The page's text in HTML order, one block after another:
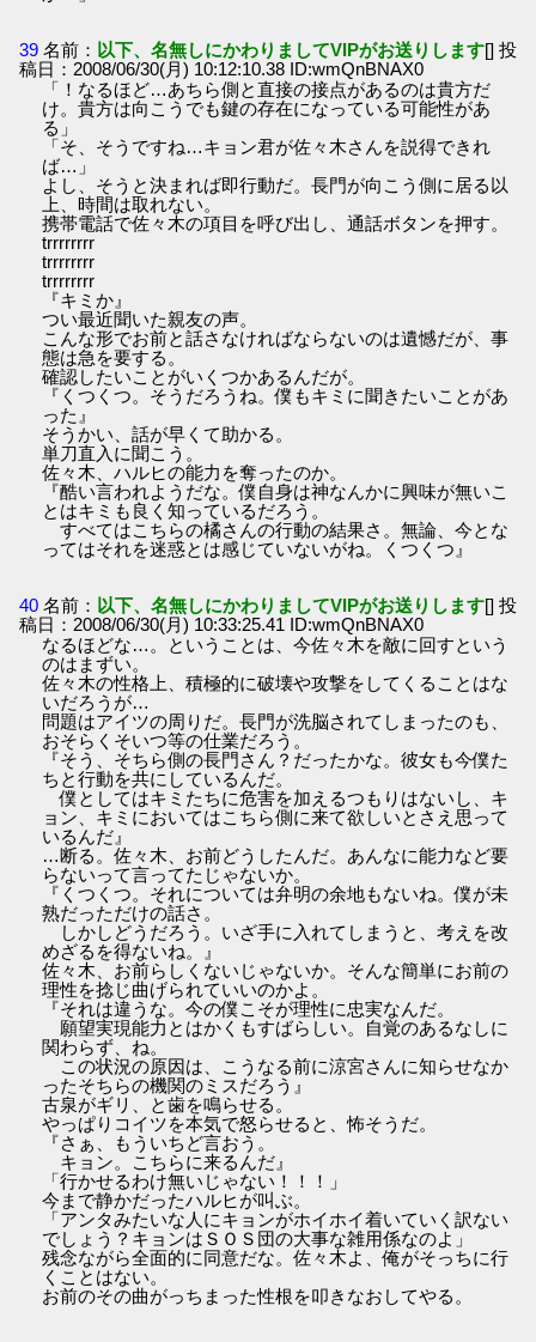
39 名前： 以下、名無しにかわりましてVIPがお送りします[] 投
稿日：2008/06/30(月) 10:12:10.38 ID:wmQnBNAX0
「！なるほど…あちら側と直接の接点があるのは貴方だ
け。貴方は向こうでも鍵の存在になっている可能性があ
る」
「そ、そうですね…キョン君が佐々木さんを説得できれ
ば…」
よし、そうと決まれば即行動だ。長門が向こう側に居る以
上、時間は取れない。
携帯電話で佐々木の項目を呼び出し、通話ボタンを押す。
trrrrrrrr
trrrrrrrr
trrrrrrrr
『キミか』
つい最近聞いた親友の声。
こんな形でお前と話さなければならないのは遺憾だが、事
態は急を要する。
確認したいことがいくつかあるんだが。
『くつくつ。そうだろうね。僕もキミに聞きたいことがあ
った』
そうかい、話が早くて助かる。
単刀直入に聞こう。
佐々木、ハルヒの能力を奪ったのか。
『酷い言われようだな。僕自身は神なんかに興味が無いこ
とはキミも良く知っているだろう。
すべてはこちらの橘さんの行動の結果さ。無論、今とな
ってはそれを迷惑とは感じていないがね。くつくつ』
40 名前： 以下、名無しにかわりましてVIPがお送りします[] 投
稿日：2008/06/30(月) 10:33:25.41 ID:wmQnBNAX0
なるほどな…。ということは、今佐々木を敵に回すという
のはまずい。
佐々木の性格上、積極的に破壊や攻撃をしてくることはな
いだろうが…
問題はアイツの周りだ。長門が洗脳されてしまったのも、
おそらくそいつ等の仕業だろう。
『そう、そちら側の長門さん？だったかな。彼女も今僕た
ちと行動を共にしているんだ。
僕としてはキミたちに危害を加えるつもりはないし、キ
ョン、キミにおいてはこちら側に来て欲しいとさえ思って
いるんだ』
…断る。佐々木、お前どうしたんだ。あんなに能力など要
らないって言ってたじゃないか。
『くつくつ。それについては弁明の余地もないね。僕が未
熟だっただけの話さ。
しかしどうだろう。いざ手に入れてしまうと、考えを改
めざるを得ないね。』
佐々木、お前らしくないじゃないか。そんな簡単にお前の
理性を捻じ曲げられていいのかよ。
『それは違うな。今の僕こそが理性に忠実なんだ。
願望実現能力とはかくもすばらしい。自覚のあるなしに
関わらず、ね。
この状況の原因は、こうなる前に涼宮さんに知らせなか
ったそちらの機関のミスだろう』
古泉がギリ、と歯を鳴らせる。
やっぱりコイツを本気で怒らせると、怖そうだ。
『さぁ、もういちど言おう。
キョン。こちらに来るんだ』
「行かせるわけ無いじゃない！！！」
今まで静かだったハルヒが叫ぶ。
「アンタみたいな人にキョンがホイホイ着いていく訳ない
でしょう？キョンはＳＯＳ団の大事な雑用係なのよ」
残念ながら全面的に同意だな。佐々木よ、俺がそっちに行
くことはない。
お前のその曲がっちまった性根を叩きなおしてやる。